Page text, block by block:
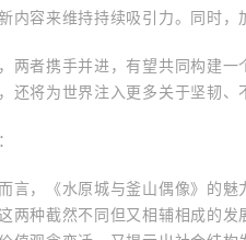
内容来维持持续吸引力。同时，
两者携手并进，有望共同构建
还将为世界注入更多关于坚韧、
言，《水原城与釜山偶像》的
两种截然不同但又相辅相成的